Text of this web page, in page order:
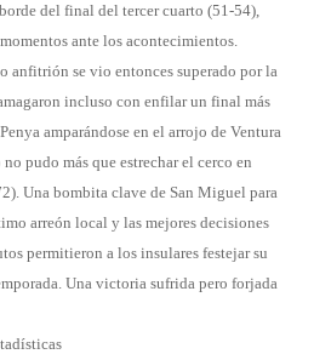
del final del tercer cuarto (51-54),
ante los acontecimientos.
anfitrión se vio entonces superado por la
incluso con enfilar un final más
amparándose en el arrojo de Ventura
pudo más que estrechar el cerco en
Una bombita clave de San Miguel para
arreón local y las mejores decisiones
permitieron a los insulares festejar su
Una victoria sufrida pero forjada